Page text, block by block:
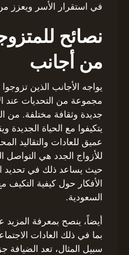
في استقرار الأسر ويعزز
نصائح
من أجانب
يواجه الأجانب الذين
مجموعة من التحديات عند
جديدة وثقافة مختلفة. من
يتكيفوا مع الحياة الجديدة
عميق للعادات والتقاليد
للأزواج الجدد هي التواصل
حيث يساعد ذلك في تحديد
الأفكار حول كيفية التكيف
السعودية.
أيضاً، ينصح بمعرفة المزيد
بما في ذلك العادات
سبيل المثال، تعد الضيافة